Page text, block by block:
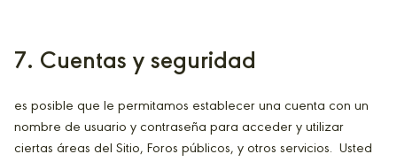
7. Cuentas y seguridad
es posible que le permitamos establecer una cuenta con un
nombre de usuario y contraseña para acceder y utilizar
ciertas áreas del Sitio, Foros públicos, y otros servicios. Usted